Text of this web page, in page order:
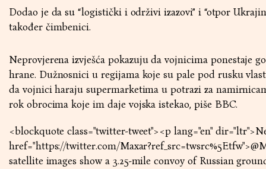
Dodao je da su “logistički i održivi izazovi” i “otpor
također čimbenici.
Neprovjerena izvješća pokazuju da vojnicima ponestaje
hrane. Dužnosnici u regijama koje su pale pod rusku
da vojnici haraju supermarketima u potrazi za
rok obrocima koje im daje vojska istekao, piše BBC.
<blockquote class="twitter-tweet"><p lang="en"
href="https://twitter.com/
satellite images show a 3.25-mile convoy of Russian